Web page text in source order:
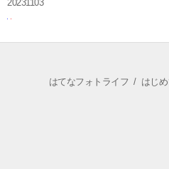
20231103
はてなフォトライフ / はじ